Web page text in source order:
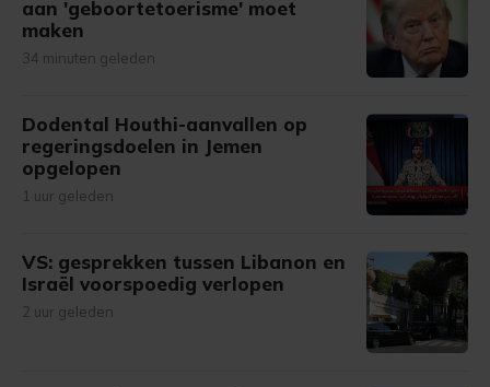
aan 'geboortetoerisme' moet
maken
34 minuten geleden
Dodental Houthi-aanvallen op
regeringsdoelen in Jemen
opgelopen
1 uur geleden
VS: gesprekken tussen Libanon en
Israël voorspoedig verlopen
2 uur geleden